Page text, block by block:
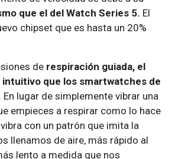
que el del Watch Series 5. El
chipset que es hasta un 20%
de respiración guiada, el
intuitivo que los smartwatches de
En lugar de simplemente vibrar una
empieces a respirar como lo hace
con un patrón que imita la
llenamos de aire, más rápido al
lento a medida que nos